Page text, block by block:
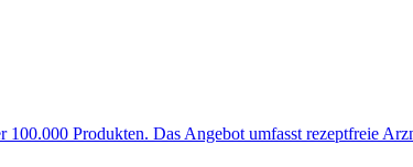
Produkten. Das Angebot umfasst rezeptfreie